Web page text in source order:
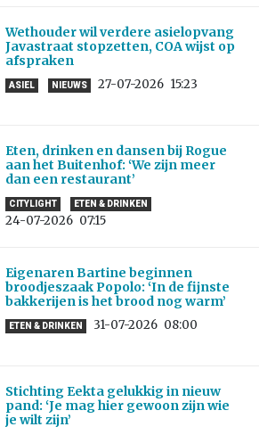
Wethouder wil verdere asielopvang
Javastraat stopzetten, COA wijst op
afspraken
ASIEL NIEUWS 27-07-2026 15:23
Eten, drinken en dansen bij Rogue
aan het Buitenhof: ‘We zijn meer
dan een restaurant’
CITYLIGHT ETEN & DRINKEN
24-07-2026 07:15
Eigenaren Bartine beginnen
broodjeszaak Popolo: ‘In de fijnste
bakkerijen is het brood nog warm’
ETEN & DRINKEN 31-07-2026 08:00
Stichting Eekta gelukkig in nieuw
pand: ‘Je mag hier gewoon zijn wie
je wilt zijn’